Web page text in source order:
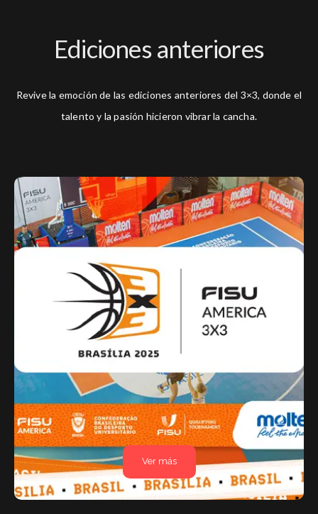
Ediciones anteriores
Revive la emoción de las ediciones anteriores del 3×3, donde el
talento y la pasión hicieron vibrar la cancha.
Ver más